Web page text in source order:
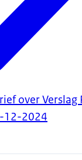
over
12-2024